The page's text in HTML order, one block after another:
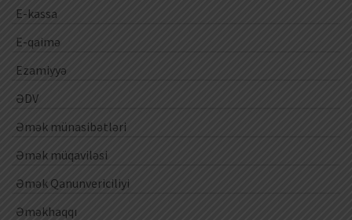
E-kassa
E-qaimə
Ezamiyyə
ƏDV
Əmək münasibətləri
Əmək müqaviləsi
Əmək Qanunvericiliyi
Əməkhaqqı